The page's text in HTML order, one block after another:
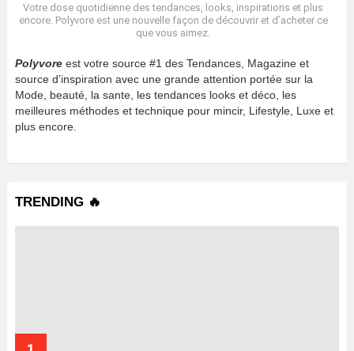
Votre dose quotidienne des tendances, looks, inspirations et plus
encore. Polyvore est une nouvelle façon de découvrir et d’acheter ce
que vous aimez.
Polyvore est votre source #1 des Tendances, Magazine et
source d’inspiration avec une grande attention portée sur la
Mode, beauté, la sante, les tendances looks et déco, les
meilleures méthodes et technique pour mincir, Lifestyle, Luxe et
plus encore.
TRENDING 🔥